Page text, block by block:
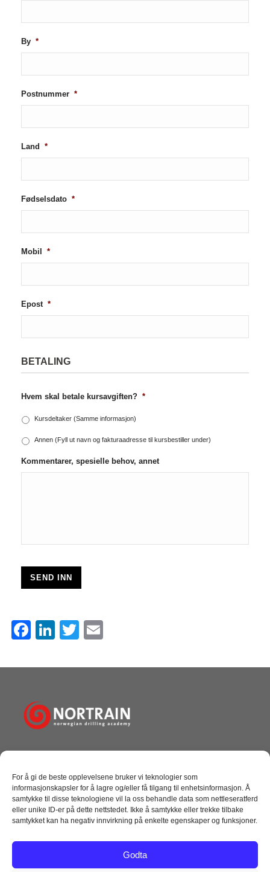
For å gi de beste opplevelsene bruker vi teknologier som
informasjonskapsler for å lagre og/eller få tilgang til enhetsinformasjon. Å
samtykke til disse teknologiene vil la oss behandle data som nettleseratferd
eller unike ID-er på dette nettstedet. Ikke å samtykke eller trekke tilbake
samtykket kan ha negativ innvirkning på enkelte egenskaper og funksjoner.
Godta
By *
Postnummer *
Land *
Fødselsdato *
Mobil *
Epost *
BETALING
Hvem skal betale kursavgiften? *
Kursdeltaker (Samme informasjon)
Annen (Fyll ut navn og fakturaadresse til kursbestiller under)
Kommentarer, spesielle behov, annet
SEND INN
F
c
b
o
o
Li
k
dI
n
T
tt
ail
Tangen 10, Dusavik
4072 Randaberg
+ 47 51 69 27 00
post@nortrain.no